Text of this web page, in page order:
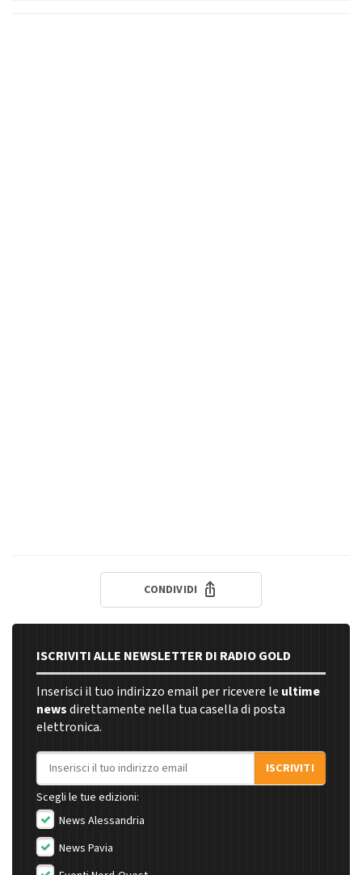
CONDIVIDI
ISCRIVITI ALLE NEWSLETTER DI RADIO GOLD
Inserisci il tuo indirizzo email per ricevere le ultime
newsdirettamente nella tua casella di posta
elettronica.
Indirizzo email
ISCRIVITI
Scegli le tue edizioni:
News Alessandria
News Pavia